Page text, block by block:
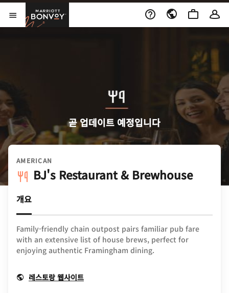
Skip to Content
메뉴 열기
Marriott Bonvoy
곧 업데이트 예정입니다
AMERICAN
BJ's Restaurant & Brewhouse
개요
Family-friendly chain outpost pairs familiar pub fare
with an extensive list of house brews, perfect for
enjoying authentic Framingham dining.
레스토랑 웹사이트Opens In New Window